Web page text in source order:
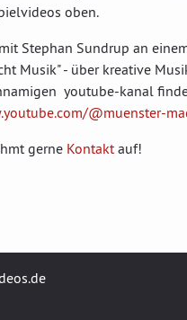
oben.
Stephan Sundrup an
Musik" - über kreative
youtube-kanal
@muenster-
gerne Kontakt auf!